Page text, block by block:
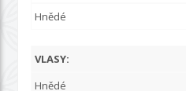
Hnědé
VLASY:
Hnědé